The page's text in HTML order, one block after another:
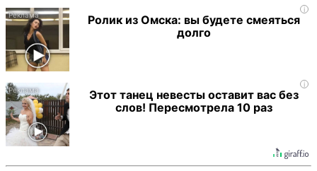
i
Ролик из Омска: вы будете смеяться
долго
i
Этот танец невесты оставит вас без
слов! Пересмотрела 10 раз